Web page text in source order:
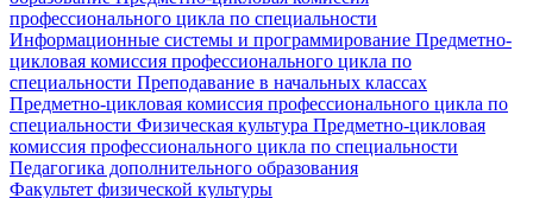
профессионального цикла по специальности
Информационные системы и программирование Предметно-
цикловая комиссия профессионального цикла по
специальности Преподавание в начальных классах
Предметно-цикловая комиссия профессионального цикла по
специальности Физическая культура Предметно-цикловая
комиссия профессионального цикла по специальности
Педагогика дополнительного образования
Факультет физической культуры